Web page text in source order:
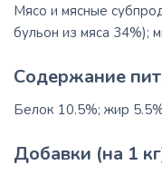
Мясо и мясные
бульон из мяса 34%);
Содержание
Белок 10.5%; жир
Добавки (на 1